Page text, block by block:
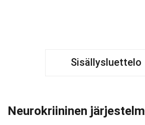
Sisällysluettelo
Neurokriininen